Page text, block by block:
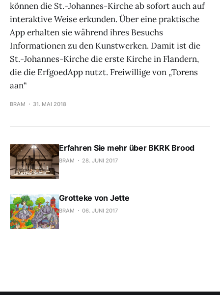
können die St.-Johannes-Kirche ab sofort auch auf
interaktive Weise erkunden. Über eine praktische
App erhalten sie während ihres Besuchs
Informationen zu den Kunstwerken. Damit ist die
St.-Johannes-Kirche die erste Kirche in Flandern,
die die ErfgoedApp nutzt. Freiwillige von „Torens
aan“
BRAM 31. MAI 2018
Erfahren Sie mehr über BKRK Brood
BRAM 28. JUNI 2017
Grotteke von Jette
BRAM 06. JUNI 2017